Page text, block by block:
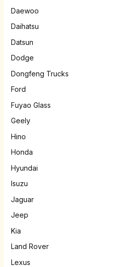
Daewoo
Daihatsu
Datsun
Dodge
Dongfeng Trucks
Ford
Fuyao Glass
Geely
Hino
Honda
Hyundai
Isuzu
Jaguar
Jeep
Kia
Land Rover
Lexus